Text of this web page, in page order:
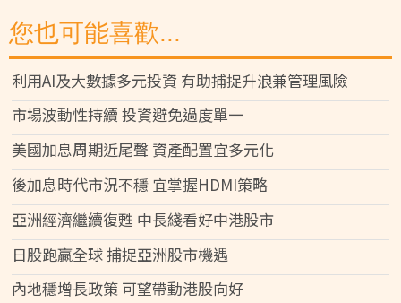
您也可能喜歡...
利用AI及大數據多元投資 有助捕捉升浪兼管理風險
市場波動性持續 投資避免過度單一
美國加息周期近尾聲 資產配置宜多元化
後加息時代市況不穩 宜掌握HDMI策略
亞洲經濟繼續復甦 中長綫看好中港股市
日股跑贏全球 捕捉亞洲股市機遇
內地穩增長政策 可望帶動港股向好